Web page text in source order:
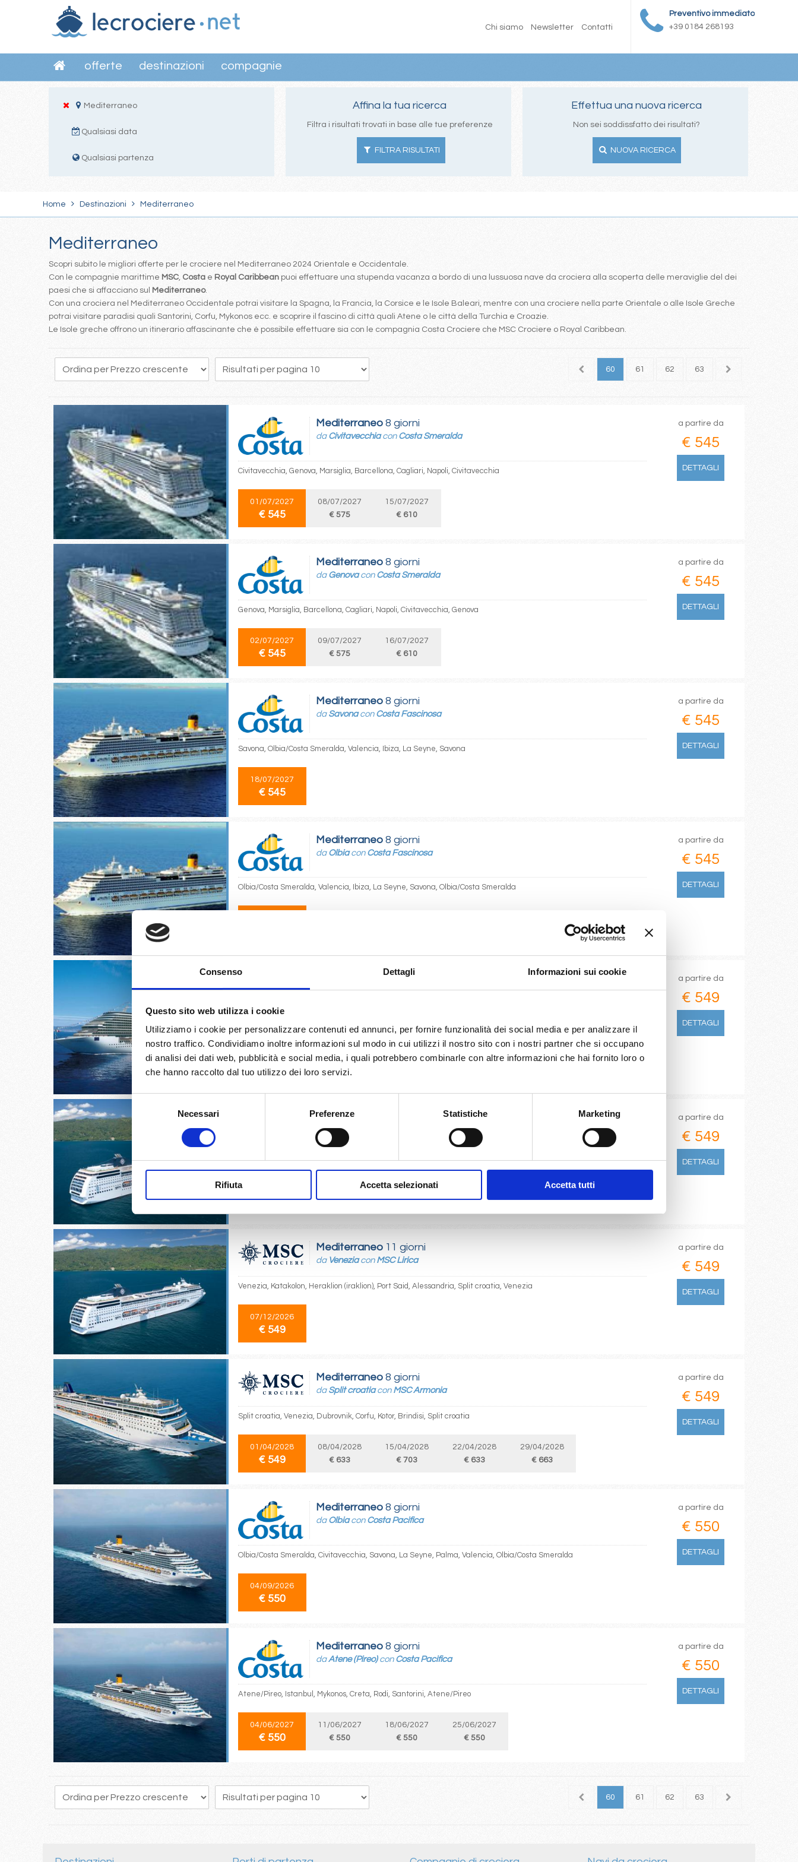
Consenso Dettagli Informazioni sui cookie
Questo sito web utilizza i cookie
Utilizziamo i cookie per personalizzare contenuti ed annunci, per fornire funzionalità dei social media e per analizzare il
nostro traffico. Condividiamo inoltre informazioni sul modo in cui utilizzi il nostro sito con i nostri partner che si occupano
di analisi dei dati web, pubblicità e social media, i quali potrebbero combinarle con altre informazioni che hai fornito loro o
che hanno raccolto dal tuo utilizzo dei loro servizi.
Selezione
Necessari Preferenze Statistiche Marketing
Rifiuta Accetta selezionati Accetta tutti
Preventivo immediato
+39 0184 268193
Chi siamo Newsletter Contatti
offerte destinazioni compagnie
Mediterraneo
Qualsiasi data
Qualsiasi partenza
Affina la tua ricerca
Filtra i risultati trovati in base alle tue preferenze
FILTRA RISULTATI
Effettua una nuova ricerca
Non sei soddissfatto dei risultati?
NUOVA RICERCA
Home Destinazioni Mediterraneo
Mediterraneo
Scopri subito le migliori offerte per le crociere nel Mediterraneo 2024 Orientale e Occidentale.
Con le compagnie marittime MSC, Costa e Royal Caribbean puoi effettuare una stupenda vacanza a bordo di una lussuosa nave da crociera alla scoperta delle meraviglie del dei
paesi che si affacciano sul
Mediterraneo.
Con una crociera nel Mediterraneo Occidentale potrai visitare la Spagna, la Francia, la Corsice e le Isole Baleari, mentre con una crociere nella parte Orientale o alle Isole Greche
potrai visitare paradisi quali Santorini, Corfu, Mykonos ecc. e scoprire il fascino di città quali Atene o le città della Turchia e Croazie.
Le Isole greche offrono un itinerario affascinante che è possibile effettuare sia con le compagnia Costa Crociere che MSC Crociere o Royal Caribbean.
42 43 44 45 47 48 49 50 59 60 61 62 63 64
Mediterraneo 8 giorni
da Civitavecchiacon Costa Smeralda
Civitavecchia, Genova, Marsiglia, Barcellona, Cagliari, Napoli, Civitavecchia
01/07/2027
€ 545
08/07/2027
€ 575
15/07/2027
€ 610
a partire da
€ 545
DETTAGLI
Mediterraneo 8 giorni
da Genovacon Costa Smeralda
Genova, Marsiglia, Barcellona, Cagliari, Napoli, Civitavecchia, Genova
02/07/2027
€ 545
09/07/2027
€ 575
16/07/2027
€ 610
a partire da
€ 545
DETTAGLI
Mediterraneo 8 giorni
da Savonacon Costa Fascinosa
Savona, Olbia/Costa Smeralda, Valencia, Ibiza, La Seyne, Savona
18/07/2027
€ 545
a partire da
€ 545
DETTAGLI
Mediterraneo 8 giorni
da Olbiacon Costa Fascinosa
Olbia/Costa Smeralda, Valencia, Ibiza, La Seyne, Savona, Olbia/Costa Smeralda
a partire da
€ 545
DETTAGLI
5 giorni
daSavonaconCosta Diadema
Savona, Barcellona, Marsiglia, Savona
29/10/2026
€ 549
a partire da
€ 549
DETTAGLI
Mediterraneo
daSplit croatia
€ 549
a partire da
€ 549
DETTAGLI
Mediterraneo 11 giorni
da Veneziacon MSC Lirica
Venezia, Katakolon, Heraklion (iraklion), Port Said, Alessandria, Split croatia, Venezia
07/12/2026
€ 549
a partire da
€ 549
DETTAGLI
Mediterraneo 8 giorni
da Split croatiacon MSC Armonia
Split croatia, Venezia, Dubrovnik, Corfu, Kotor, Brindisi, Split croatia
01/04/2028
€ 549
08/04/2028
€ 633
15/04/2028
€ 703
22/04/2028
€ 633
29/04/2028
€ 663
a partire da
€ 549
DETTAGLI
Mediterraneo 8 giorni
da Olbiacon Costa Pacifica
Olbia/Costa Smeralda, Civitavecchia, Savona, La Seyne, Palma, Valencia, Olbia/Costa Smeralda
04/09/2026
€ 550
a partire da
€ 550
DETTAGLI
Mediterraneo 8 giorni
daAtene (Pireo)con Costa Pacifica
Atene/Pireo, Istanbul, Mykonos, Creta, Rodi, Santorini, Atene/Pireo
04/06/2027
€ 550
11/06/2027
€ 550
18/06/2027
€ 550
25/06/2027
€ 550
a partire da
€ 550
DETTAGLI
42 43 44 45 47 48 49 50 59 60 61 62 63 64